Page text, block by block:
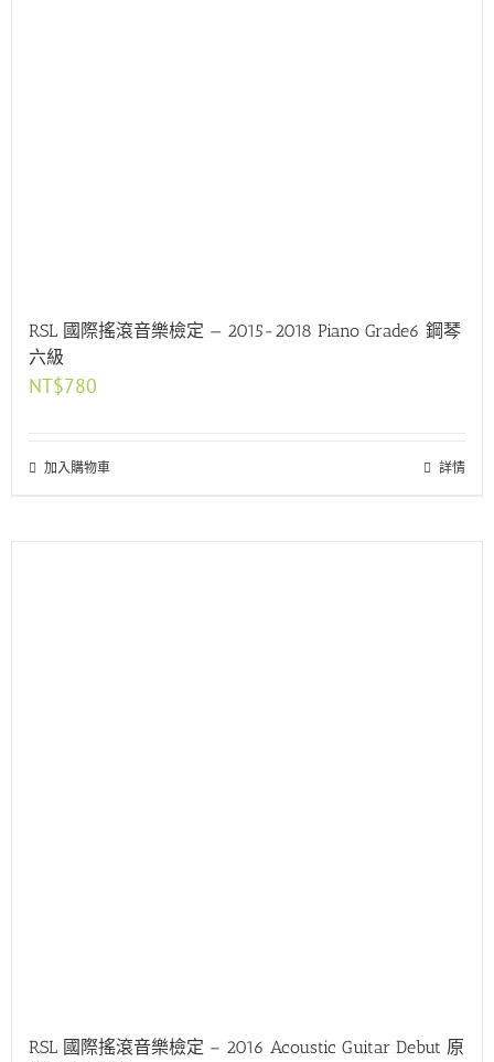
RSL 國際搖滾音樂檢定 — 2015-2018 Piano Grade6 鋼琴
六級
NT$780
加入購物車 詳情
RSL 國際搖滾音樂檢定 – 2016 Acoustic Guitar Debut 原